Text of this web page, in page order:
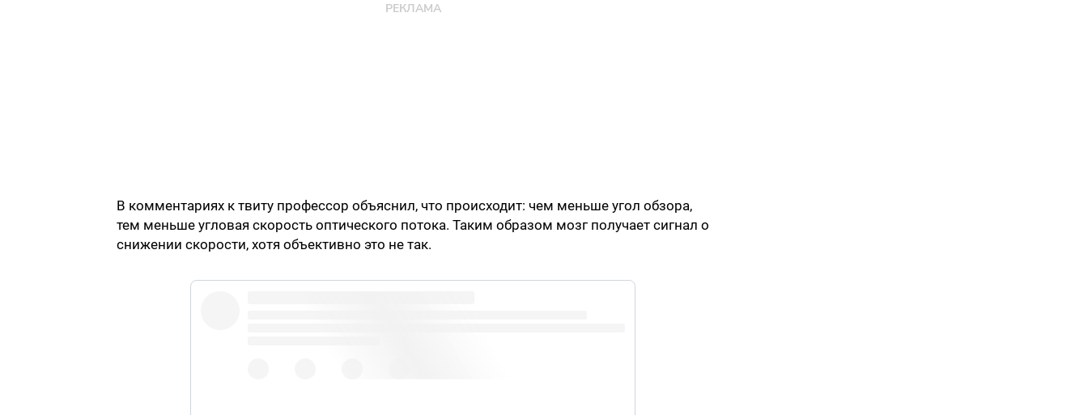
В комментариях к твиту профессор объяснил, что происходит: чем меньше угол обзора,
тем меньше угловая скорость оптического потока. Таким образом мозг получает сигнал о
снижении скорости, хотя объективно это не так.